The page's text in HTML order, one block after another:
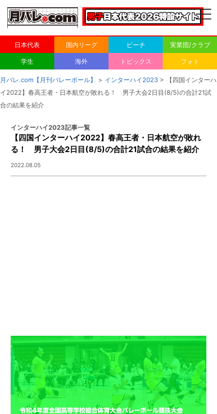
日本代表 国内リーグ ビーチ 実業団/クラブ
学生 海外 トピックス フォト
月バレ.com【月刊バレーボール】 > インターハイ2023 > 【四国インターハ
イ2022】春高王者・日本航空が敗れる！ 男子大会2日目(8/5)の合計21試
合の結果を紹介
インターハイ2023記事一覧
【四国インターハイ2022】春高王者・日本航空が敗れ
る！ 男子大会2日目(8/5)の合計21試合の結果を紹介
2022.08.05